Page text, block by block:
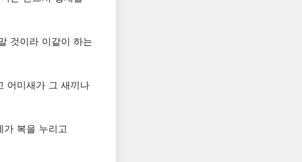
것이라 이같이 하는
어미새가 그 새끼나
가 복을 누리고